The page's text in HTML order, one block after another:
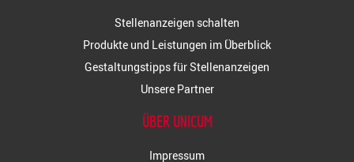
Stellenanzeigen schalten
Produkte und Leistungen im Überblick
Gestaltungstipps für Stellenanzeigen
Unsere Partner
ÜBER UNICUM
Impressum